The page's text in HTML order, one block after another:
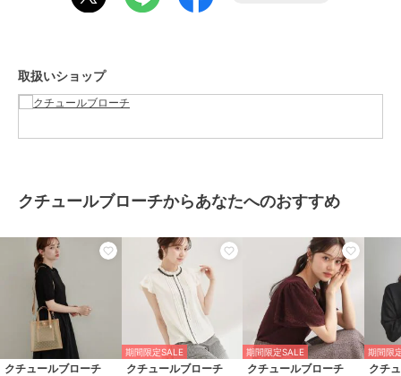
ブランド クチュールブローチ
サイズ ００
分 ポリエステル100％ 持ち手 合成
皮革 裏地：ポリエステル100％
商品のお取り扱い方法
特徴
バッグ
ポリエステル素材
リボン
（幅21～30cm以下）
/マリン・
プール/カジュアル
軽量 700ｇ
取扱いショップ
クチュールブローチからあなたへのおすすめ
クチュールブローチ
期間限定SALE
クチュールブローチ
期間限定SALE
クチュールブローチ
期間限
クチ